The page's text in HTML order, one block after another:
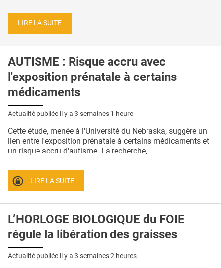
LIRE LA SUITE
AUTISME : Risque accru avec
l'exposition prénatale à certains
médicaments
Actualité publiée il y a 3 semaines 1 heure
Cette étude, menée à l'Université du Nebraska, suggère un
lien entre l'exposition prénatale à certains médicaments et
un risque accru d'autisme. La recherche, ...
LIRE LA SUITE
L’HORLOGE BIOLOGIQUE du FOIE
régule la libération des graisses
Actualité publiée il y a 3 semaines 2 heures